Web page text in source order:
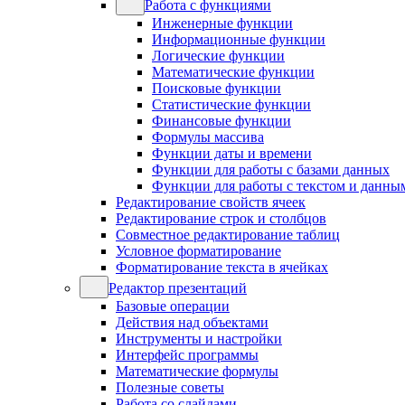
Работа с функциями
Инженерные функции
Информационные функции
Логические функции
Математические функции
Поисковые функции
Статистические функции
Финансовые функции
Формулы массива
Функции даты и времени
Функции для работы с базами данных
Функции для работы с текстом и
Редактирование свойств ячеек
Редактирование строк и столбцов
Совместное редактирование таблиц
Условное форматирование
Форматирование текста в ячейках
Редактор презентаций
Базовые операции
Действия над объектами
Инструменты и настройки
Интерфейс программы
Математические формулы
Полезные советы